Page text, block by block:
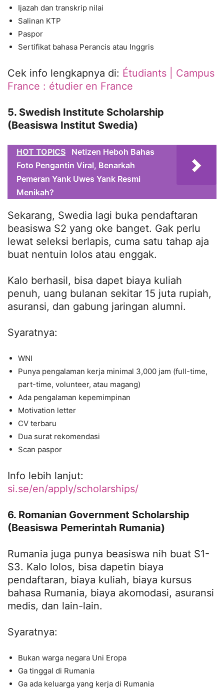
Ijazah dan transkrip nilai
Salinan KTP
Paspor
Sertifikat bahasa Perancis atau Inggris
Cek info lengkapnya di: Étudiants | Campus
France : étudier en France
5. Swedish Institute Scholarship
(Beasiswa Institut Swedia)
HOT TOPICS
Netizen Heboh Bahas
Foto Pengantin Viral, Benarkah
Pemeran Yank Uwes Yank Resmi
Menikah?
Sekarang, Swedia lagi buka pendaftaran
beasiswa S2 yang oke banget. Gak perlu
lewat seleksi berlapis, cuma satu tahap aja
buat nentuin lolos atau enggak.
Kalo berhasil, bisa dapet biaya kuliah
penuh, uang bulanan sekitar 15 juta rupiah,
asuransi, dan gabung jaringan alumni.
Syaratnya:
WNI
Punya pengalaman kerja minimal 3,000 jam (full-time,
part-time, volunteer, atau magang)
Ada pengalaman kepemimpinan
Motivation letter
CV terbaru
Dua surat rekomendasi
Scan paspor
Info lebih lanjut:
si.se/en/apply/scholarships/
6. Romanian Government Scholarship
(Beasiswa Pemerintah Rumania)
Rumania juga punya beasiswa nih buat S1-
S3. Kalo lolos, bisa dapetin biaya
pendaftaran, biaya kuliah, biaya kursus
bahasa Rumania, biaya akomodasi, asuransi
medis, dan lain-lain.
Syaratnya:
Bukan warga negara Uni Eropa
Ga tinggal di Rumania
Ga ada keluarga yang kerja di Rumania